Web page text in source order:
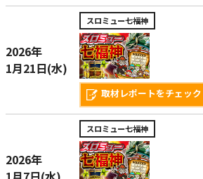
2026年
1月21日(水)
スロミュー七福神
取材レポートをチェック
2026年
スロミュー七福神